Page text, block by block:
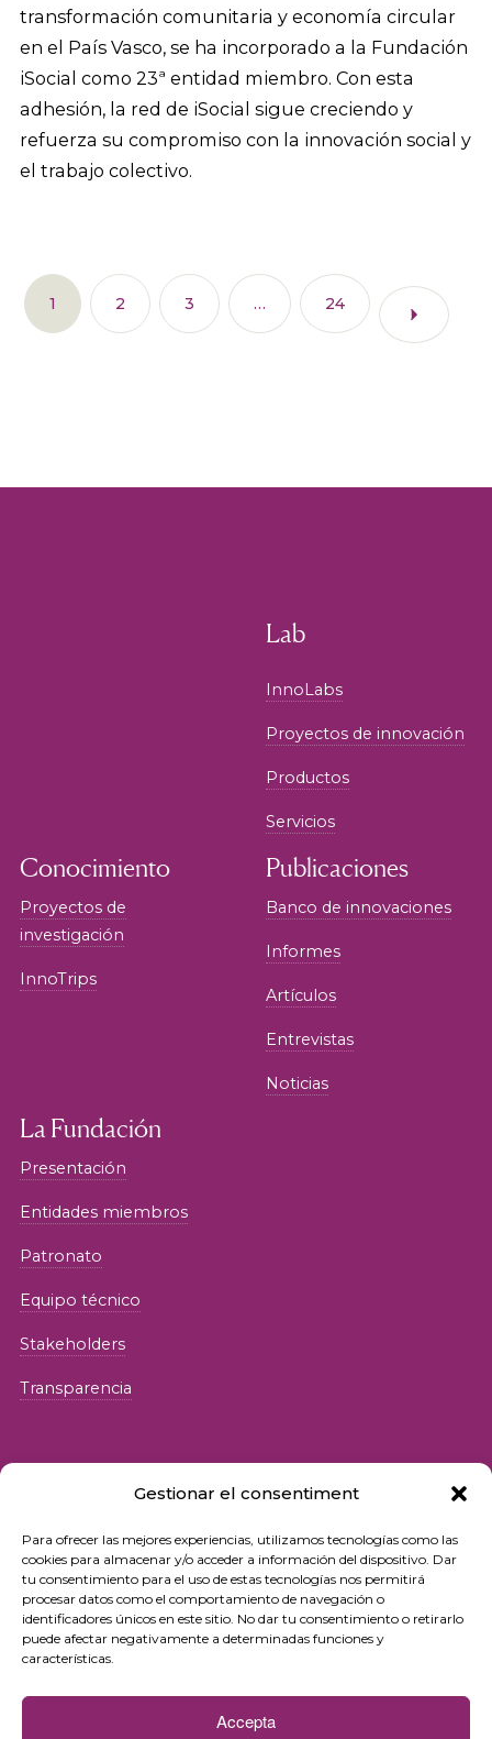
Gestionar el consentiment
Para ofrecer las mejores experiencias, utilizamos tecnologías como las
cookies para almacenar y/o acceder a información del dispositivo. Dar
tu consentimiento para el uso de estas tecnologías nos permitirá
procesar datos como el comportamiento de navegación o
identificadores únicos en este sitio. No dar tu consentimiento o retirarlo
puede afectar negativamente a determinadas funciones y
características.
Accepta
transformación comunitaria y economía circular
en el País Vasco, se ha incorporado a la Fundación
iSocial como 23ª entidad miembro. Con esta
adhesión, la red de iSocial sigue creciendo y
refuerza su compromiso con la innovación social y
el trabajo colectivo.
1 2 3 … 24
Lab
InnoLabs
Proyectos de innovación
Productos
Servicios
Conocimiento
Proyectos de
investigación
InnoTrips
Publicaciones
Banco de innovaciones
Informes
Artículos
Entrevistas
Noticias
La Fundación
Presentación
Entidades miembros
Patronato
Equipo técnico
Stakeholders
Transparencia
© 2026 Fundació iSocial
Política de privacidad
Condiciones de uso
Política de cookies